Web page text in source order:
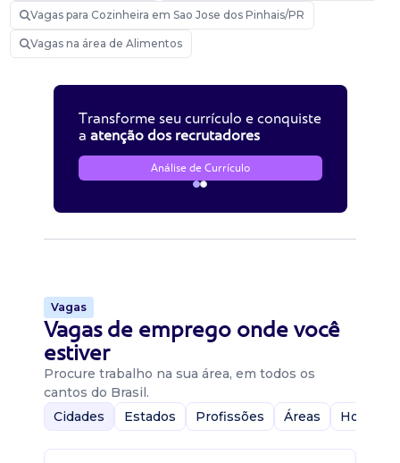
Vagas para Cozinheira em Sao Jose dos Pinhais/PR
Vagas na área de Alimentos
Transforme seu currículo e conquiste
a atenção dos recrutadores
Análise de Currículo
Vagas
Vagas de emprego onde você
estiver
Procure trabalho na sua área, em todos os
cantos do Brasil.
Cidades
Estados Profissões Áreas Home-